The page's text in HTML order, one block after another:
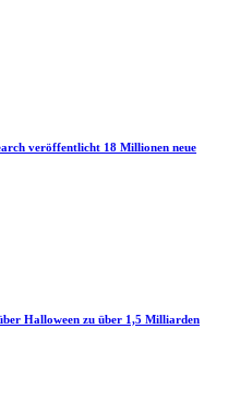
veröffentlicht 18 Millionen neue
Halloween zu über 1,5 Milliarden